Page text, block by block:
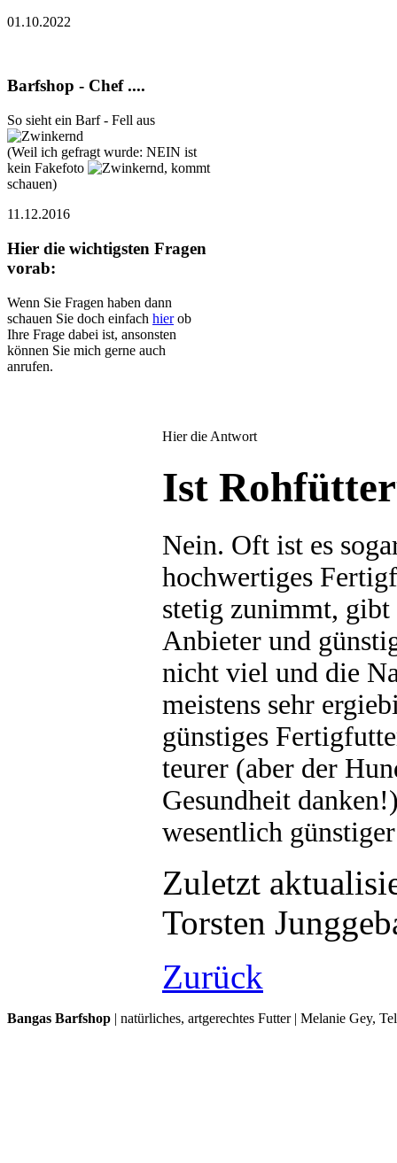
01.10.2022
Barfshop - Chef ....
So sieht ein Barf - Fell aus
(Weil ich gefragt wurde: NEIN ist
kein Fakefoto
, kommt
schauen)
11.12.2016
Hier die wichtigsten Fragen
vorab:
Wenn Sie Fragen haben dann
schauen Sie doch einfach hierob
Ihre Frage dabei ist, ansonsten
können Sie mich gerne auch
anrufen.
Hier die Antwort
Ist
Nein. Oft ist es
hochwertiges
stetig zunimmt,
Anbieter und
nicht viel und die
meistens sehr
günstiges
teurer (aber der
Gesundheit
wesentlich
Zuletzt
Torsten
Zurück
Bangas Barfshop | natürliches, artgerechtes Futter | Melanie Gey,